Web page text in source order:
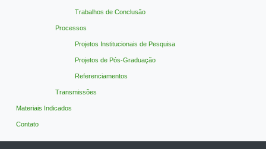
Trabalhos de Conclusão
Processos
Projetos Institucionais de Pesquisa
Projetos de Pós-Graduação
Referenciamentos
Transmissões
Materiais Indicados
Contato